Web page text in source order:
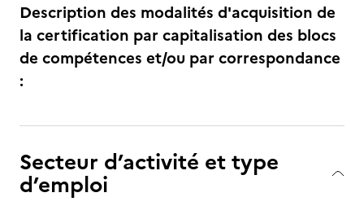
Description des modalités d'acquisition de
la certification par capitalisation des blocs
de compétences et/ou par correspondance
:
Secteur d’activité et type
d’emploi